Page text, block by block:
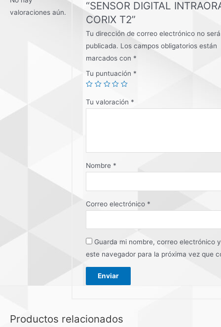
valoraciones aún.
“SENSOR DIGITAL
CORIX T2”
Tu dirección de correo electrónico no será
publicada. Los campos obligatorios están
marcados con *
Tu puntuación *
Tu valoración *
Nombre *
Correo electrónico *
Guarda mi nombre, correo electrónico
este navegador para la próxima vez que
Productos relacionados